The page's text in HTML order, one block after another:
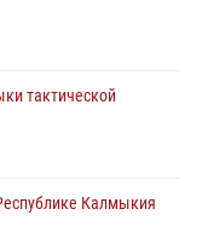
тактической
Калмыкия